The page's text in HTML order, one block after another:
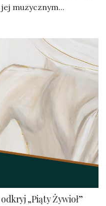
muzycznym...
„Piąty Żywioł”